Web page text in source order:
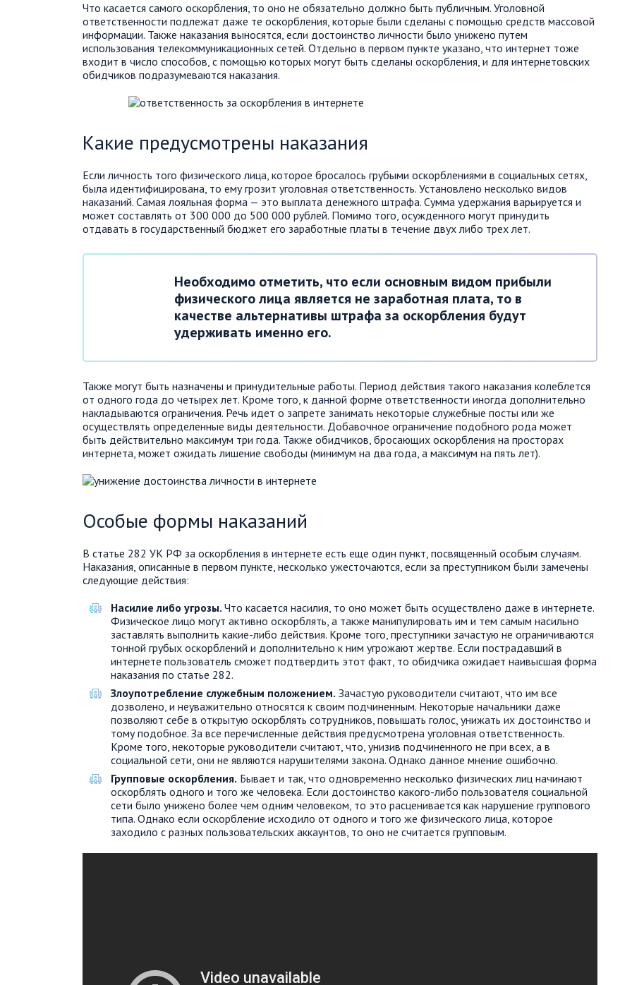
Что касается самого оскорбления, то оно не обязательно должно быть публичным. Уголовной
ответственности подлежат даже те оскорбления, которые были сделаны с помощью средств массовой
информации. Также наказания выносятся, если достоинство личности было унижено путем
использования телекоммуникационных сетей. Отдельно в первом пункте указано, что интернет тоже
входит в число способов, с помощью которых могут быть сделаны оскорбления, и для интернетовских
обидчиков подразумеваются наказания.
Какие предусмотрены наказания
Если личность того физического лица, которое бросалось грубыми оскорблениями в социальных сетях,
была идентифицирована, то ему грозит уголовная ответственность. Установлено несколько видов
наказаний. Самая лояльная форма — это выплата денежного штрафа. Сумма удержания варьируется и
может составлять от 300 000 до 500 000 рублей. Помимо того, осужденного могут принудить
отдавать в государственный бюджет его заработные платы в течение двух либо трех лет.
Необходимо отметить, что если основным видом прибыли
физического лица является не заработная плата, то в
качестве альтернативы штрафа за оскорбления будут
удерживать именно его.
Также могут быть назначены и принудительные работы. Период действия такого наказания колеблется
от одного года до четырех лет. Кроме того, к данной форме ответственности иногда дополнительно
накладываются ограничения. Речь идет о запрете занимать некоторые служебные посты или же
осуществлять определенные виды деятельности. Добавочное ограничение подобного рода может
быть действительно максимум три года. Также обидчиков, бросающих оскорбления на просторах
интернета, может ожидать лишение свободы (минимум на два года, а максимум на пять лет).
Особые формы наказаний
В статье 282 УК РФ за оскорбления в интернете есть еще один пункт, посвященный особым случаям.
Наказания, описанные в первом пункте, несколько ужесточаются, если за преступником были замечены
следующие действия:
Насилие либо угрозы. Что касается насилия, то оно может быть осуществлено даже в интернете.
Физическое лицо могут активно оскорблять, а также манипулировать им и тем самым насильно
заставлять выполнить какие-либо действия. Кроме того, преступники зачастую не ограничиваются
тонной грубых оскорблений и дополнительно к ним угрожают жертве. Если пострадавший в
интернете пользователь сможет подтвердить этот факт, то обидчика ожидает наивысшая форма
наказания по статье 282.
Злоупотребление служебным положением. Зачастую руководители считают, что им все
дозволено, и неуважительно относятся к своим подчиненным. Некоторые начальники даже
позволяют себе в открытую оскорблять сотрудников, повышать голос, унижать их достоинство и
тому подобное. За все перечисленные действия предусмотрена уголовная ответственность.
Кроме того, некоторые руководители считают, что, унизив подчиненного не при всех, а в
социальной сети, они не являются нарушителями закона. Однако данное мнение ошибочно.
Групповые оскорбления. Бывает и так, что одновременно несколько физических лиц начинают
оскорблять одного и того же человека. Если достоинство какого-либо пользователя социальной
сети было унижено более чем одним человеком, то это расценивается как нарушение группового
типа. Однако если оскорбление исходило от одного и того же физического лица, которое
заходило с разных пользовательских аккаунтов, то оно не считается групповым.